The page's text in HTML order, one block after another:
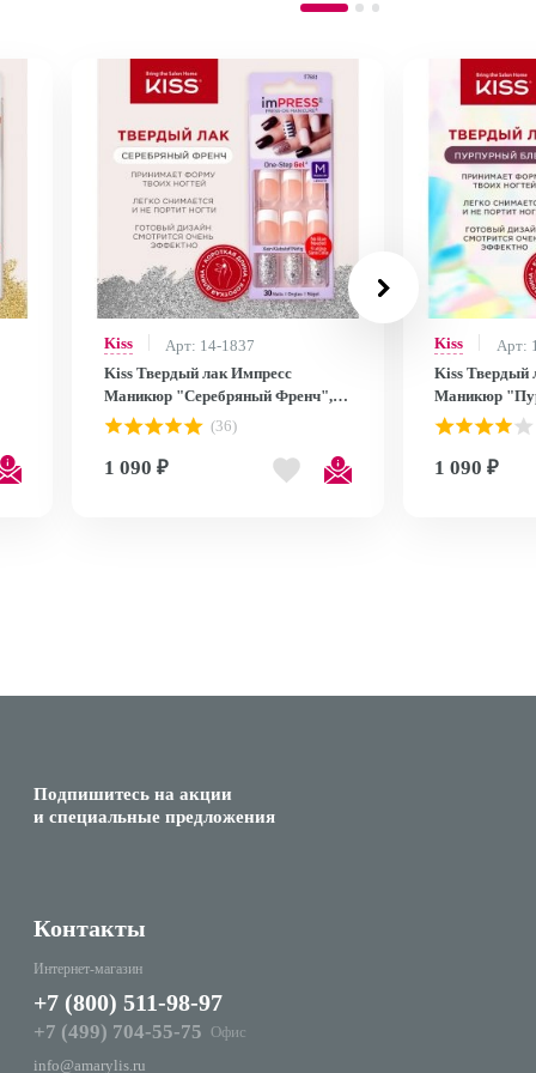
Kiss
Арт: 14-1837
Kiss Твердый лак Импресс
Маникюр "Серебряный Френч",
длина средняя Impress Manicure
(36)
1 090 ₽
Kiss
Арт:
Kiss Твердый
Маникюр
длина
1 090 ₽
Подпишитесь на акции
и специальные предложения
Контакты
Интернет-магазин
+7 (800) 511-98-97
+7 (499) 704-55-75 Офис
info@amarylis.ru